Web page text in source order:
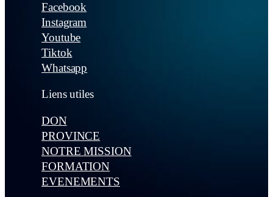
Facebook
Instagram
Youtube
Tiktok
Whatsapp
Liens utiles
DON
PROVINCE
NOTRE MISSION
FORMATION
EVENEMENTS